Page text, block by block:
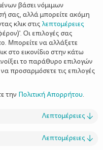
βάσει νόμιμων
σας, αλλά μπορείτε ακόμη
κλικ στις λεπτομέρειες
Οι επιλογές σας
Μπορείτε να αλλάξετε
στο εικονίδιο στην κάτω
το παράθυρο επιλογών
προσαρμόσετε τις επιλογές
την Πολιτική Απορρήτου.
Λεπτομέρειες ↓
Λεπτομέρειες ↓